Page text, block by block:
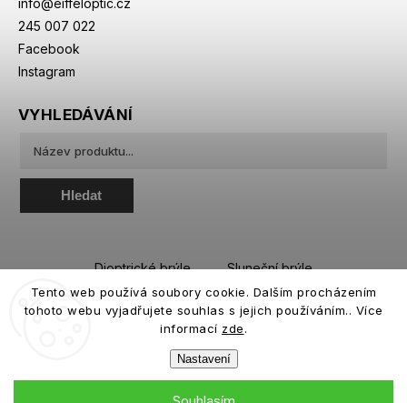
Tento web používá soubory cookie. Dalším procházením
tohoto webu vyjadřujete souhlas s jejich používáním.. Více
informací zde.
Nastavení
info@eiffeloptic.cz
245 007 022
Facebook
Instagram
VYHLEDÁVÁNÍ
Hledat
Dioptrické brýle
Sluneční brýle
Sportovní brýle
Kontaktní čočky
Roztoky a oční kapky